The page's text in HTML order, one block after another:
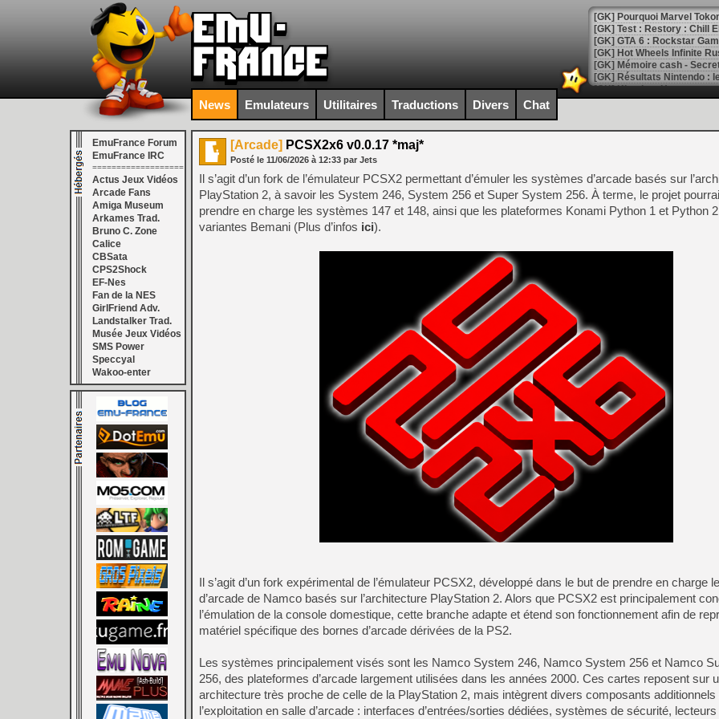
[GK] Pourquoi Marvel
[GK] Test : Restory : Chill
[GK] GTA 6 : Rockstar
[GK] Hot Wheels Infinite
[GK] Mémoire cash -
[GK] Résultats Nintendo :
[GK] Déjà des
[Mo5] Brickboy cherche à
[GK] Minecraft et ses «
[GK] Beast of
[GK] Ubisoft : fin de partie
[GK] Mémoire cash -
[GK] Dan Houser (GTA)
[GK] Comment EA Sports
[GK] Crimson Moon : un
[GK] Isle of Reveries : le
[GK] Moonlighter 2 : The
[GK] Capcom relance
[Mo5] Deux inédits du
[GK] Le beat'em up The
[GK] Endless Legend 2 :
[LS] [PS5] Le WebKit
[GK] Oubliez Crazy Taxi,
[LS] [Switch] NSZ 5.0.0
[GK] No More Room in
[GK] Un chatbot Atelier
[GK] Mémoire cash -
[GK] Nvidia : le prix des
[GK] Suikoden Star Leap
[Mo5] La mini borne
News Emulateurs Utilitaires Traductions Divers Chat
EmuFrance Forum
EmuFrance IRC
===================
Actus Jeux Vidéos
Arcade Fans
Amiga Museum
Arkames Trad.
Bruno C. Zone
Calice
CBSata
CPS2Shock
EF-Nes
Fan de la NES
GirlFriend Adv.
Landstalker Trad.
Musée Jeux Vidéos
SMS Power
Speccyal
Wakoo-enter
[Arcade] PCSX2x6 v0.0.17 *maj*
Posté le 11/06/2026 à 12:33 par Jets
Il s’agit d’un fork de l’émulateur PCSX2 permettant d’émuler les systèmes d’arcade basés sur
PlayStation 2, à savoir les System 246, System 256 et Super System 256. À terme, le projet
prendre en charge les systèmes 147 et 148, ainsi que les plateformes Konami Python 1 et Python
variantes Bemani (Plus d’infos ici).
Il s’agit d’un fork expérimental de l’émulateur PCSX2, développé dans le but de prendre en charge
d’arcade de Namco basés sur l’architecture PlayStation 2. Alors que PCSX2 est principalement
l’émulation de la console domestique, cette branche adapte et étend son fonctionnement afin de
matériel spécifique des bornes d’arcade dérivées de la PS2.
Les systèmes principalement visés sont les Namco System 246, Namco System 256 et Namco
256, des plateformes d’arcade largement utilisées dans les années 2000. Ces cartes reposent sur
architecture très proche de celle de la PlayStation 2, mais intègrent divers composants
l’exploitation en salle d’arcade : interfaces d’entrées/sorties dédiées, systèmes de sécurité,